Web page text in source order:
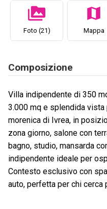
Foto (21) Mappa
Composizione
Villa indipendente di 350
3.000 mq e splendida vista
morenica di Ivrea, in
zona giorno, salone con
bagno, studio, mansarda
indipendente ideale per
Contesto esclusivo con
auto, perfetta per chi cerca